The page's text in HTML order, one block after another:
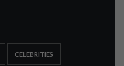
CELEBRITIES